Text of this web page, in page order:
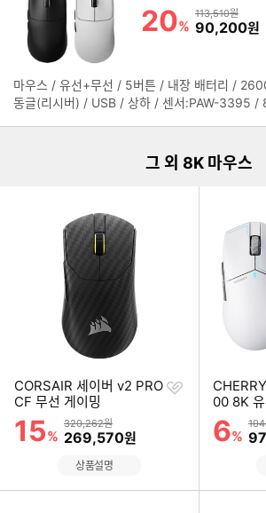
할인률
20%
상품금액
113,510원
할인금액
90,200원
마우스 / 유선+무선 / 5버튼 / 내장 배터리 /
동글(리시버) / USB / 상하 / 센서:PAW-3395 /
그 외 8K 마우스
CORSAIR 세이버 v2 PRO
CF 무선 게이밍
할인률
15%
상품금액
320,262원
할인금액
269,570원
찜
상품설명
00 8K
할인률
6%
상
할